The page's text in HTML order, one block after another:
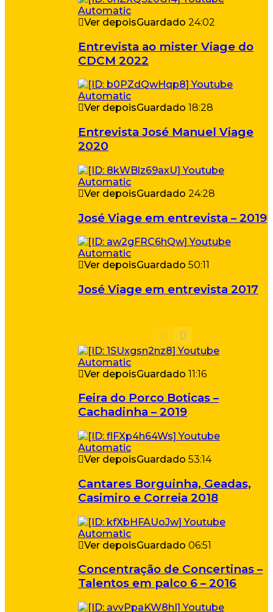
Ver depoisGuardado 24:02
Entrevista ao mister Viage do
CDCM 2022
Ver depoisGuardado 18:28
Entrevista José Manuel Viage
2020
Ver depoisGuardado 24:28
José Viage em entrevista – 2019
Ver depoisGuardado 50:11
José Viage em entrevista 2017
Ver depoisGuardado 11:16
Feira do Porco Boticas –
Cachadinha – 2019
Ver depoisGuardado 53:14
Cantares Borguinha, Geadas,
Casimiro e Correia 2018
Ver depoisGuardado 06:51
Concentração de Concertinas –
Talentos em palco 6 – 2016